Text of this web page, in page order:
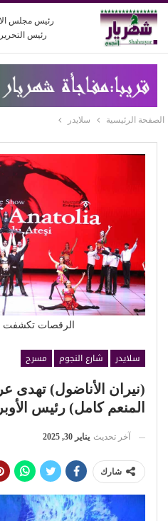
رئيس مجلس
رئيس
الصفحة الرئيسية سلايدر
الرقصات تكشفت
سلايدر شارع النجوم
مسرح
(نيران الأناضول) تهدى
المنعم كامل) رئيس
آخر تحديث يناير 30, 2025
شارك